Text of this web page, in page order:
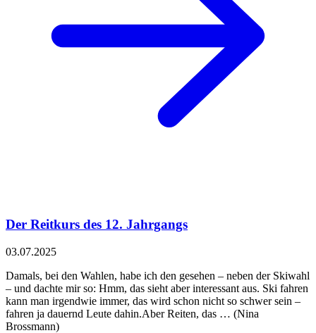
Der Reitkurs des 12. Jahrgangs
03.07.2025
Damals, bei den Wahlen, habe ich den gesehen – neben der Skiwahl
– und dachte mir so: Hmm, das sieht aber interessant aus. Ski fahren
kann man irgendwie immer, das wird schon nicht so schwer sein –
fahren ja dauernd Leute dahin.Aber Reiten, das … (Nina
Brossmann)